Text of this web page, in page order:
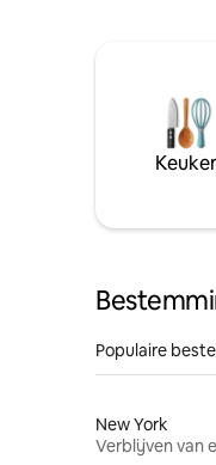
Populaire
New York
Verblijven van